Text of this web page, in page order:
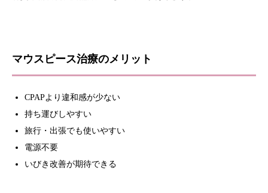
マウスピース治療のメリット
CPAPより違和感が少ない
持ち運びしやすい
旅行・出張でも使いやすい
電源不要
いびき改善が期待できる